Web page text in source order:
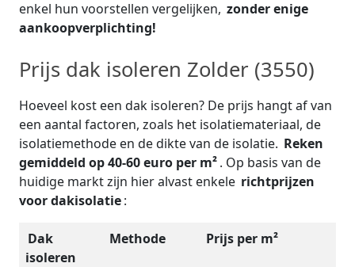
enkel hun voorstellen vergelijken, zonder enige
aankoopverplichting!
Prijs dak isoleren Zolder (3550)
Hoeveel kost een dak isoleren? De prijs hangt af van
een aantal factoren, zoals het isolatiemateriaal, de
isolatiemethode en de dikte van de isolatie. Reken
gemiddeld op 40-60 euro per m². Op basis van de
huidige markt zijn hier alvast enkele richtprijzen
voor dakisolatie:
Dak
isoleren
Methode Prijs per m²